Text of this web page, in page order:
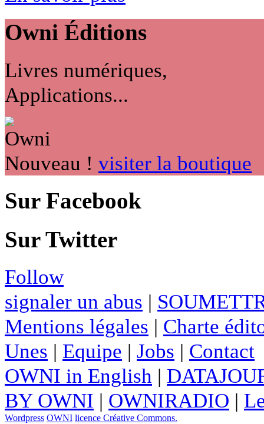
Owni Éditions
Livres numériques,
Applications...
Nouveau ! visiter la boutique
Sur Facebook
Sur Twitter
Follow
signaler un abus |
Mentions légales | Charte
Unes | Equipe | Jobs | Contact
OWNI in English |
BY OWNI | OWNIRADIO |
Wordpress OWNI licence Créative Commons.